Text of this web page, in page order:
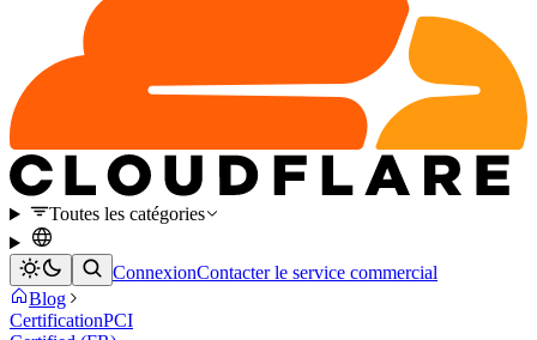
Toutes les catégories
ConnexionContacter le service commercial
Blog
CertificationPCI